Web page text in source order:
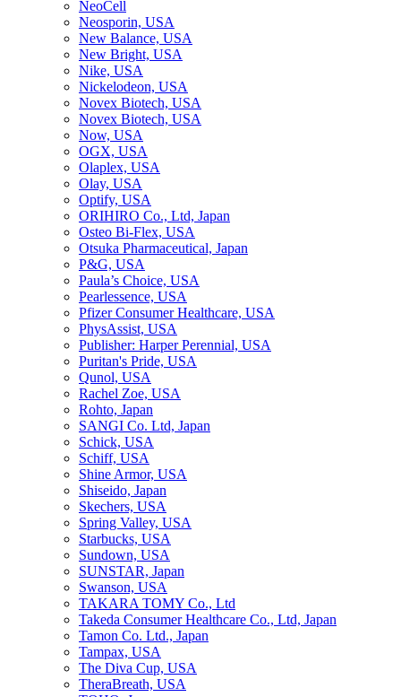
NeoCell
Neosporin, USA
New Balance, USA
New Bright, USA
Nike, USA
Niсkelodeon, USA
Novex Biotech, USA
Novex Biotech, USA
Now, USA
OGX, USA
Olaplex, USA
Olay, USA
Optify, USA
ORIHIRO Co., Ltd, Japan
Osteo Bi-Flex, USA
Otsuka Pharmaceutical, Japan
P&G, USA
Paula’s Choice, USA
Pearlessence, USA
Pfizer Consumer Healthcare, USA
PhysAssist, USA
Publisher: Harper Perennial, USA
Puritan's Pride, USA
Qunol, USA
Rachel Zoe, USA
Rohto, Japan
SANGI Co. Ltd, Japan
Schick, USA
Schiff, USA
Shine Armor, USA
Shiseido, Japan
Skechers, USA
Spring Valley, USA
Starbucks, USA
Sundown, USA
SUNSTAR, Japan
Swanson, USA
TAKARA TOMY Co., Ltd
Takeda Consumer Healthcare Co., Ltd, Japan
Tamon Co. Ltd., Japan
Tampax, USA
The Diva Cup, USA
TheraBreath, USA